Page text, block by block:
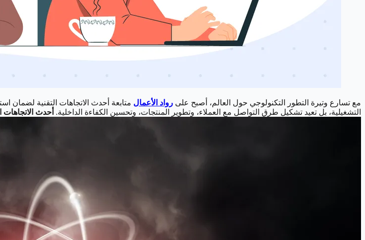
مع تسارع وتيرة التطور التكنولوجي حول العالم، أصبح على رواد الأعمال متابعة أحدث الاتجاهات التقنية لضمان
التشغيلية، بل تعيد تشكيل طرق التواصل مع العملاء، وتطوير المنتجات، وتحسين الكفاءة الداخلية. أحدث الاتجاهات